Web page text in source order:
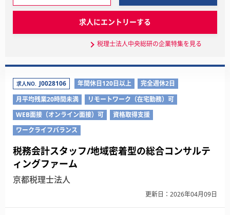
求人にエントリーする
税理士法人中央総研の企業特集を見る
求人NO. J0028106 年間休日120日以上
完全週休2日
月平均残業20時間未満
リモートワーク（在宅勤務）可
WEB面接（オンライン面接）可
資格取得支援
ワークライフバランス
税務会計スタッフ/地域密着型の総合コンサルテ
ィングファーム
京都税理士法人
更新日：2026年04月09日